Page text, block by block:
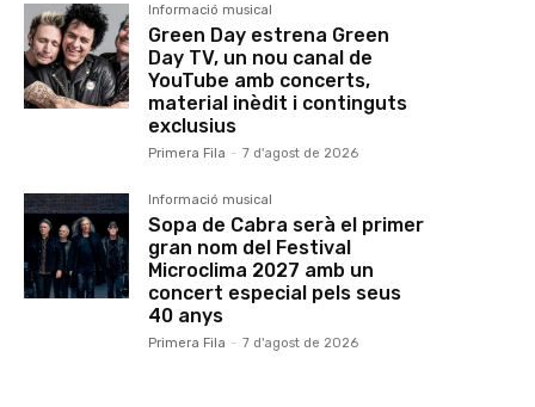
Informació musical
Green Day estrena Green
Day TV, un nou canal de
YouTube amb concerts,
material inèdit i continguts
exclusius
Primera Fila - 7 d'agost de 2026
Informació musical
Sopa de Cabra serà el primer
gran nom del Festival
Microclima 2027 amb un
concert especial pels seus
40 anys
Primera Fila - 7 d'agost de 2026